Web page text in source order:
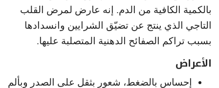
بالكمية الكافية من الدم. إنه عارض لمرض القلب
التاجي الذي ينتج عن تضيّق الشرايين وانسدادها
بسبب تراكم الصفائح الدهنية المتصلبة عليها.
الأعراض
إحساس بالضغط، شعور بثقل على الصدر وبألم